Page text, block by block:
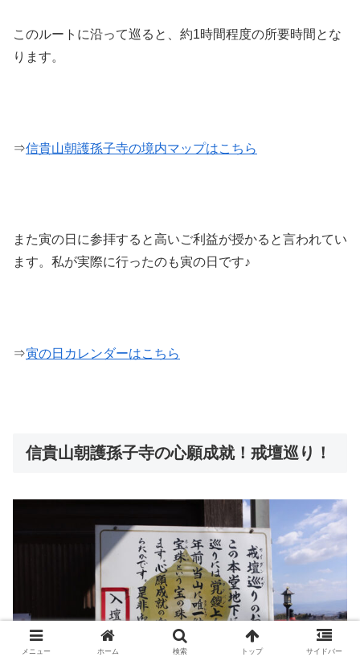
このルートに沿って巡ると、約1時間程度の所要時間とな
ります。
⇒信貴山朝護孫子寺の境内マップはこちら
また寅の日に参拝すると高いご利益が授かると言われてい
ます。私が実際に行ったのも寅の日です♪
⇒寅の日カレンダーはこちら
信貴山朝護孫子寺の心願成就！戒壇巡り！
メニュー ホーム 検索 トップ サイドバー